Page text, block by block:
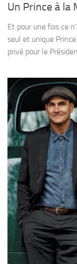
Un Prince à la
Et pour une fois ce
seul et unique
privé pour le